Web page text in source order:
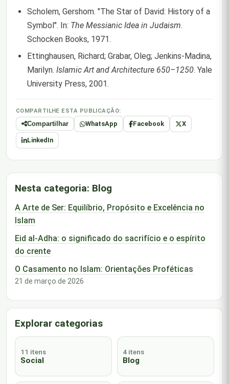
Scholem, Gershom. "The Star of David: History of a
Symbol". In: The Messianic Idea in Judaism.
Schocken Books, 1971.
Ettinghausen, Richard; Grabar, Oleg; Jenkins-Madina,
Marilyn.Islamic Art and Architecture 650–1250. Yale
University Press, 2001.
COMPARTILHE ESTA PUBLICAÇÃO:
Compartilhar WhatsApp Facebook X
LinkedIn
Nesta categoria: Blog
A Arte de Ser: Equilíbrio, Propósito e Excelência no
Islam
Eid al-Adha: o significado do sacrifício e o espírito
do crente
O Casamento no Islam: Orientações Proféticas
21 de março de 2026
Explorar categorias
11 itens
Social
4 itens
Blog